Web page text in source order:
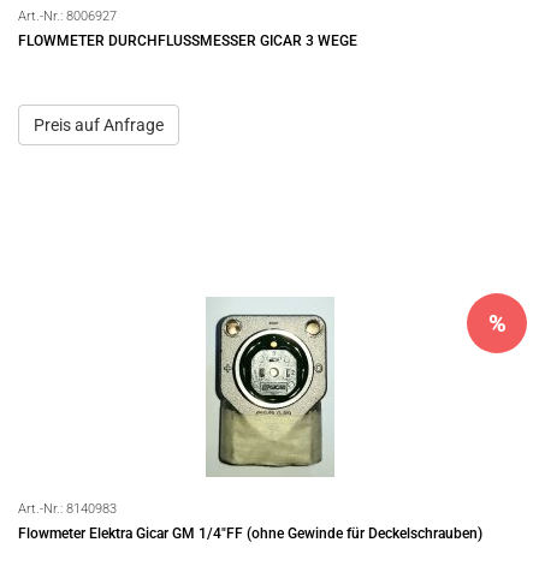
Art.-Nr.: 8006927
FLOWMETER DURCHFLUSSMESSER GICAR 3 WEGE
Preis auf Anfrage
Art.-Nr.: 8140983
Flowmeter Elektra Gicar GM 1/4"FF (ohne Gewinde für Deckelschrauben)
%